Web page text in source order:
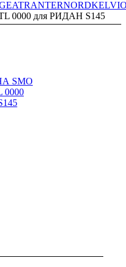
TRANTERNORD
0000 для РИДАН S145